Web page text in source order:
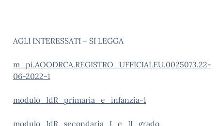
AGLI INTERESSATI – SI LEGGA
m_pi.AOODRCA.REGISTRO_UFFICIALEU.0025073.22-
06-2022-1
modulo_IdR_primaria_e_infanzia-1
modulo_IdR_secondaria_I_e_II_grado